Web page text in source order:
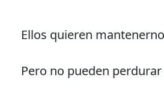
Ellos quieren
Pero no pueden perdurar